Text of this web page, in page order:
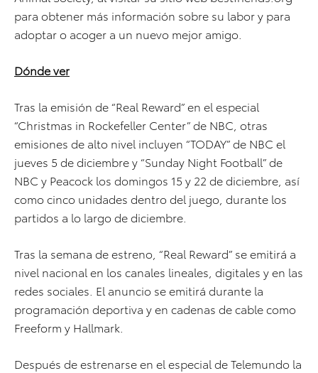
para obtener más información sobre su labor y para
adoptar o acoger a un nuevo mejor amigo.
Dónde ver
Tras la emisión de “Real Reward” en el especial
“Christmas in Rockefeller Center” de NBC, otras
emisiones de alto nivel incluyen “TODAY” de NBC el
jueves 5 de diciembre y “Sunday Night Football” de
NBC y Peacock los domingos 15 y 22 de diciembre, así
como cinco unidades dentro del juego, durante los
partidos a lo largo de diciembre.
Tras la semana de estreno, “Real Reward” se emitirá a
nivel nacional en los canales lineales, digitales y en las
redes sociales. El anuncio se emitirá durante la
programación deportiva y en cadenas de cable como
Freeform y Hallmark.
Después de estrenarse en el especial de Telemundo la